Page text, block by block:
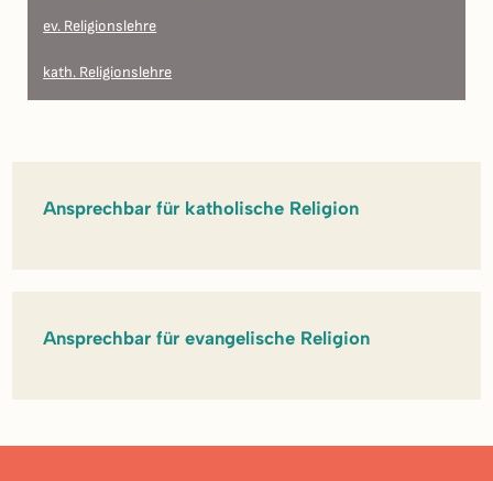
ev. Religionslehre
kath. Religionslehre
Ansprechbar für katholische Religion
Ansprechbar für evangelische Religion